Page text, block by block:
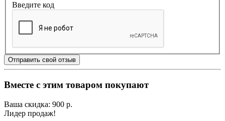
Введите код
Отправить свой отзыв
Вместе с этим товаром покупают
Ваша скидка: 900 р.
Лидер продаж!